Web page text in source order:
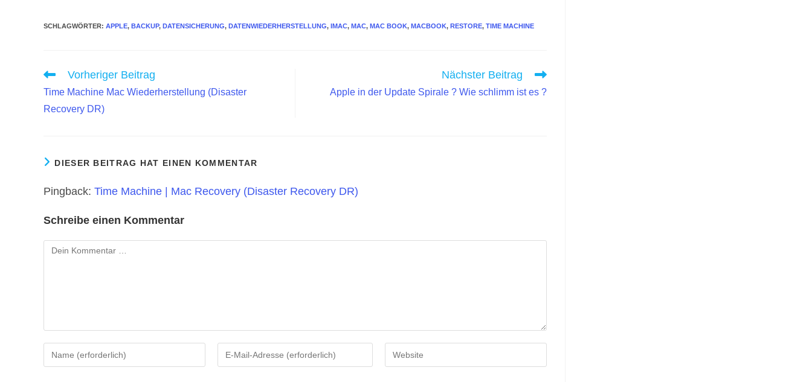
SCHLAGWÖRTER: APPLE, BACKUP, DATENSICHERUNG, DATENWIEDERHERSTELLUNG, IMAC, MAC, MAC BOOK, MACBOOK, RESTORE, TIME MACHINE
Weitere
ansehen
Vorheriger Beitrag
Time Machine Mac Wiederherstellung (Disaster
Recovery DR)
Nächster Beitrag
Apple in der Update Spirale ? Wie schlimm ist es ?
DIESER BEITRAG HAT EINEN KOMMENTAR
Pingback: Time Machine | Mac Recovery (Disaster Recovery DR)
Schreibe einen Kommentar
Kommentar
deinen
deine
deine